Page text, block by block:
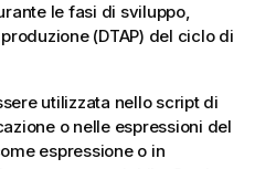
le fasi di sviluppo,
(DTAP) del ciclo di
utilizzata nello script di
o nelle espressioni del
espressione o in